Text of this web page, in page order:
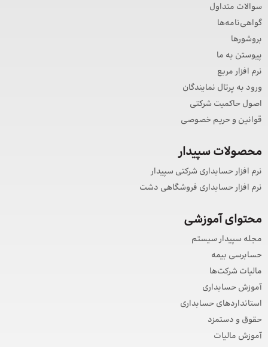
سوالات متداول
گواهی‌نامه‌ها
بروشورها
پیوستن به ما
نرم افزار مربع
ورود به پرتال نمایندگان
اصول حاکمیت شرکتی
قوانین و حریم خصوصی
محصولات سپیدار
نرم افزار حسابداری شرکتی سپیدار
نرم افزار حسابداری فروشگاهی دشت
محتوای آموزشی
مجله سپیدار سیستم
حسابرسی بیمه
مالیات شرکت‌ها
آموزش حسابداری
استانداردهای حسابداری
حقوق و دستمزد
آموزش مالیات